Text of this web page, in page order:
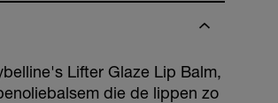
Lifter Glaze Lip Balm,
die de lippen zo